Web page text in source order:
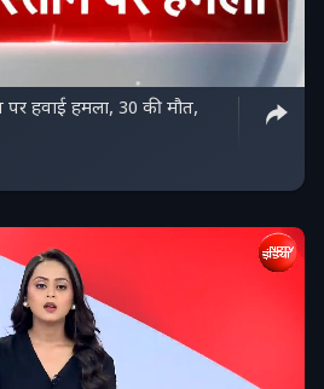
पर हवाई हमला, 30 की मौत,